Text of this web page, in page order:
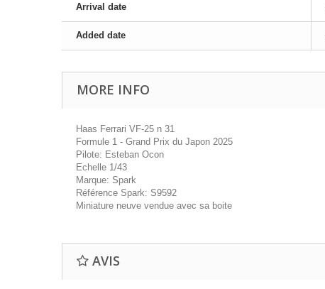
Arrival date
Added date
MORE INFO
Haas Ferrari VF-25 n 31
Formule 1 - Grand Prix du Japon 2025
Pilote: Esteban Ocon
Echelle 1/43
Marque: Spark
Référence Spark: S9592
Miniature neuve vendue avec sa boite
AVIS